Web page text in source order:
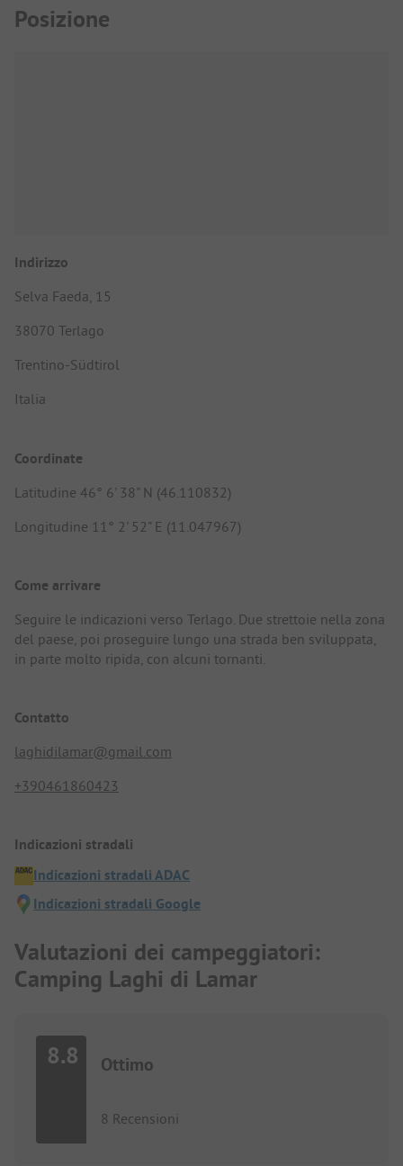
Posizione
Indirizzo
Selva Faeda, 15
38070 Terlago
Trentino-Südtirol
Italia
Coordinate
Latitudine 46° 6' 38" N (46.110832)
Longitudine 11° 2' 52" E (11.047967)
Come arrivare
Seguire le indicazioni verso Terlago. Due strettoie nella zona
del paese, poi proseguire lungo una strada ben sviluppata,
in parte molto ripida, con alcuni tornanti.
Contatto
laghidilamar@gmail.com
+390461860423
Indicazioni stradali
Indicazioni stradali ADAC
Indicazioni stradali Google
Valutazioni dei campeggiatori:
Camping Laghi di Lamar
8.8 Ottimo
8 Recensioni